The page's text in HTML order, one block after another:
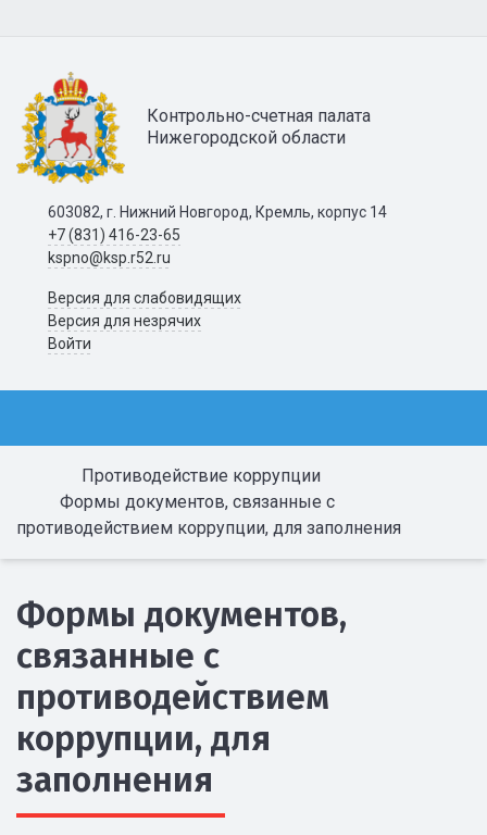
Контрольно-счетная палата
Нижегородской области
603082, г. Нижний Новгород, Кремль, корпус 14
+7 (831) 416-23-65
kspno@ksp.r52.ru
Версия для слабовидящих
Версия для незрячих
Войти
Противодействие коррупции
Формы документов, связанные с
противодействием коррупции, для заполнения
Формы документов,
связанные с
противодействием
коррупции, для
заполнения